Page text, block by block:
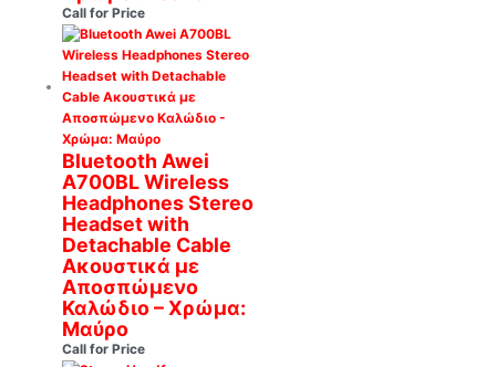
Call for Price
Bluetooth Awei
A700BL Wireless
Headphones Stereo
Headset with
Detachable Cable
Ακουστικά με
Αποσπώμενο
Καλώδιο – Χρώμα:
Μαύρο
Call for Price